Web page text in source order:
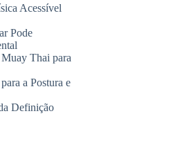
Acessível
Pode
Thai para
a Postura e
Definição